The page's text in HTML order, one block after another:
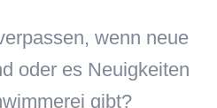
wenn neue
oder es Neuigkeiten
gibt?